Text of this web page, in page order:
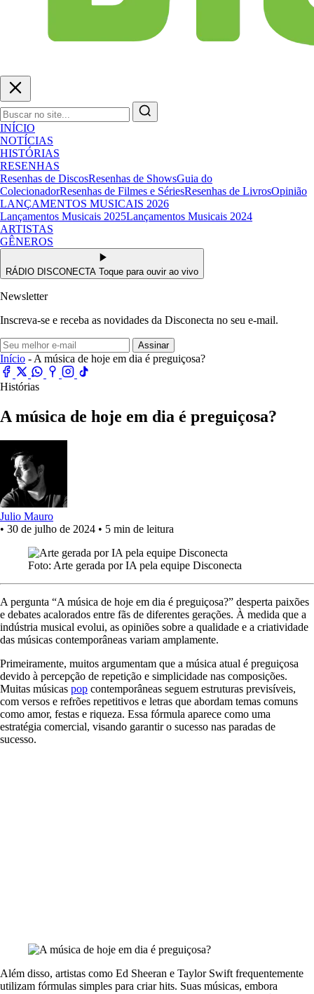
INÍCIO
NOTÍCIAS
HISTÓRIAS
RESENHAS
Resenhas de DiscosResenhas de ShowsGuia do
ColecionadorResenhas de Filmes e SériesResenhas de LivrosOpinião
LANÇAMENTOS MUSICAIS 2026
Lançamentos Musicais 2025Lançamentos Musicais 2024
ARTISTAS
GÊNEROS
RÁDIO DISCONECTA Toque para ouvir ao vivo
Newsletter
Inscreva-se e receba as novidades da Disconecta no seu e-mail.
Assinar
Início - A música de hoje em dia é preguiçosa?
Histórias
A música de hoje em dia é preguiçosa?
Julio Mauro
• 30 de julho de 2024 • 5 min de leitura
Foto: Arte gerada por IA pela equipe Disconecta
A pergunta “A música de hoje em dia é preguiçosa?” desperta paixões
e debates acalorados entre fãs de diferentes gerações. À medida que a
indústria musical evolui, as opiniões sobre a qualidade e a criatividade
das músicas contemporâneas variam amplamente.
Primeiramente, muitos argumentam que a música atual é preguiçosa
devido à percepção de repetição e simplicidade nas composições.
Muitas músicas pop contemporâneas seguem estruturas previsíveis,
com versos e refrões repetitivos e letras que abordam temas comuns
como amor, festas e riqueza. Essa fórmula aparece como uma
estratégia comercial, visando garantir o sucesso nas paradas de
sucesso.
Além disso, artistas como Ed Sheeran e Taylor Swift frequentemente
utilizam fórmulas simples para criar hits. Suas músicas, embora